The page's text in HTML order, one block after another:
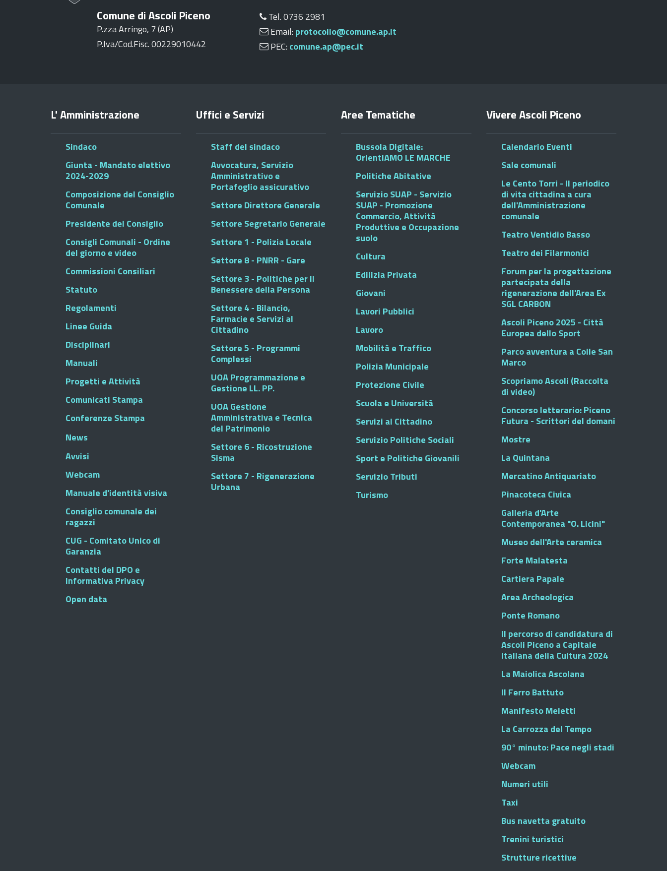
Comune di Ascoli Piceno
P.zza Arringo, 7 (AP)
P.Iva/Cod.Fisc. 00229010442
Tel. 0736 2981
Email: protocollo@comune.ap.it
PEC: comune.ap@pec.it
L' Amministrazione
Sindaco
Giunta - Mandato elettivo
2024-2029
Composizione del Consiglio
Comunale
Presidente del Consiglio
Consigli Comunali - Ordine
del giorno e video
Commissioni Consiliari
Statuto
Regolamenti
Linee Guida
Disciplinari
Manuali
Progetti e Attività
Comunicati Stampa
Conferenze Stampa
News
Avvisi
Webcam
Manuale d'identità visiva
Consiglio comunale dei
ragazzi
CUG - Comitato Unico di
Garanzia
Contatti del DPO e
Informativa Privacy
Open data
Uffici e Servizi
Staff del sindaco
Avvocatura, Servizio
Amministrativo e
Portafoglio assicurativo
Settore Direttore Generale
Settore Segretario Generale
Settore 1 - Polizia Locale
Settore 8 - PNRR - Gare
Settore 3 - Politiche per il
Benessere della Persona
Settore 4 - Bilancio,
Farmacie e Servizi al
Cittadino
Settore 5 - Programmi
Complessi
UOA Programmazione e
Gestione LL. PP.
UOA Gestione
Amministrativa e Tecnica
del Patrimonio
Settore 6 - Ricostruzione
Sisma
Settore 7 - Rigenerazione
Urbana
Aree Tematiche
Bussola Digitale:
OrientiAMO LE MARCHE
Politiche Abitative
Servizio SUAP - Servizio
SUAP - Promozione
Commercio, Attività
Produttive e Occupazione
suolo
Cultura
Edilizia Privata
Giovani
Lavori Pubblici
Lavoro
Mobilità e Traffico
Polizia Municipale
Protezione Civile
Scuola e Università
Servizi al Cittadino
Servizio Politiche Sociali
Sport e Politiche Giovanili
Servizio Tributi
Turismo
Vivere Ascoli Piceno
Calendario Eventi
Sale comunali
Le Cento Torri - Il periodico
di vita cittadina a cura
dell'Amministrazione
comunale
Teatro Ventidio Basso
Teatro dei Filarmonici
Forum per la progettazione
partecipata della
rigenerazione dell'Area Ex
SGL CARBON
Ascoli Piceno 2025 - Città
Europea dello Sport
Parco avventura a Colle San
Marco
Scopriamo Ascoli (Raccolta
di video)
Concorso letterario: Piceno
Futura - Scrittori del domani
Mostre
La Quintana
Mercatino Antiquariato
Pinacoteca Civica
Galleria d'Arte
Contemporanea "O. Licini"
Museo dell'Arte ceramica
Forte Malatesta
Cartiera Papale
Area Archeologica
Ponte Romano
Il percorso di candidatura di
Ascoli Piceno a Capitale
Italiana della Cultura 2024
La Maiolica Ascolana
Il Ferro Battuto
Manifesto Meletti
La Carrozza del Tempo
90° minuto: Pace negli stadi
Webcam
Numeri utili
Taxi
Bus navetta gratuito
Trenini turistici
Strutture ricettive